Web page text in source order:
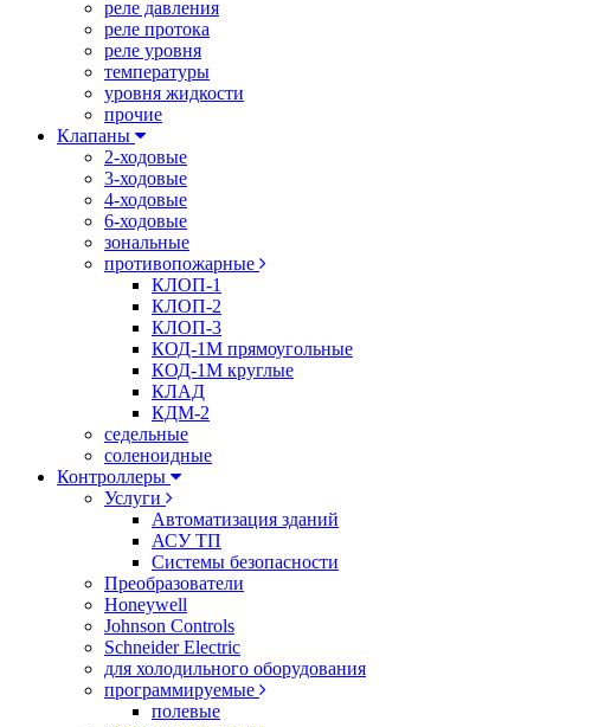
реле давления
реле протока
реле уровня
температуры
уровня жидкости
прочие
Клапаны
2-ходовые
3-ходовые
4-ходовые
6-ходовые
зональные
противопожарные
КЛОП-1
КЛОП-2
КЛОП-3
КОД-1М прямоугольные
КОД-1М круглые
КЛАД
КДМ-2
седельные
соленоидные
Контроллеры
Услуги
Автоматизация зданий
АСУ ТП
Системы безопасности
Преобразователи
Honeywell
Johnson Controls
Schneider Electric
для холодильного оборудования
программируемые
полевые